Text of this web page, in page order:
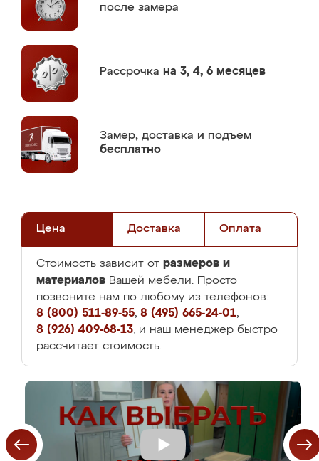
после замера
Рассрочка на 3, 4, 6 месяцев
Замер, доставка и подъем
бесплатно
Цена Доставка Оплата
Стоимость зависит от размеров и
материалов Вашей мебели. Просто
позвоните нам по любому из телефонов:
8 (800) 511-89-55, 8 (495) 665-24-01,
8 (926) 409-68-13, и наш менеджер быстро
рассчитает стоимость.